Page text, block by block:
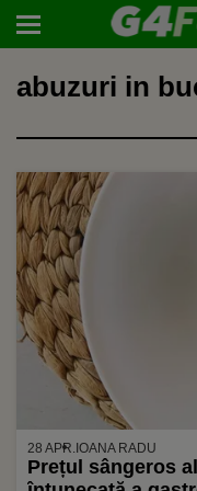
abuzuri in
28 APR. IOANA RADU
Prețul sângeros